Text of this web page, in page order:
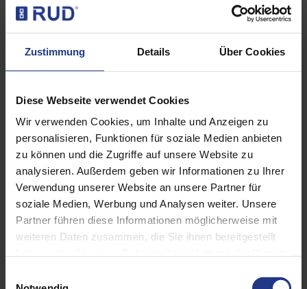
Zustimmung Details Über Cookies
Diese Webseite verwendet Cookies
Wir verwenden Cookies, um Inhalte und Anzeigen zu
personalisieren, Funktionen für soziale Medien anbieten
zu können und die Zugriffe auf unsere Website zu
analysieren. Außerdem geben wir Informationen zu Ihrer
Verwendung unserer Website an unsere Partner für
soziale Medien, Werbung und Analysen weiter. Unsere
Partner führen diese Informationen möglicherweise mit
weiteren Daten zusammen, die Sie ihnen bereitgestellt
unserer Datenschutzerklärung.